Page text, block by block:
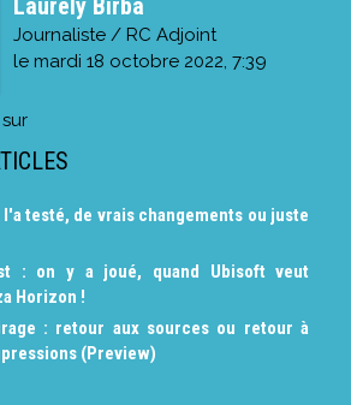
Journaliste / RC Adjoint
le mardi 18 octobre 2022, 7:39
l'a testé, de vrais changements ou juste
: on y a joué, quand Ubisoft veut
Horizon !
: retour aux sources ou retour à
(Preview)